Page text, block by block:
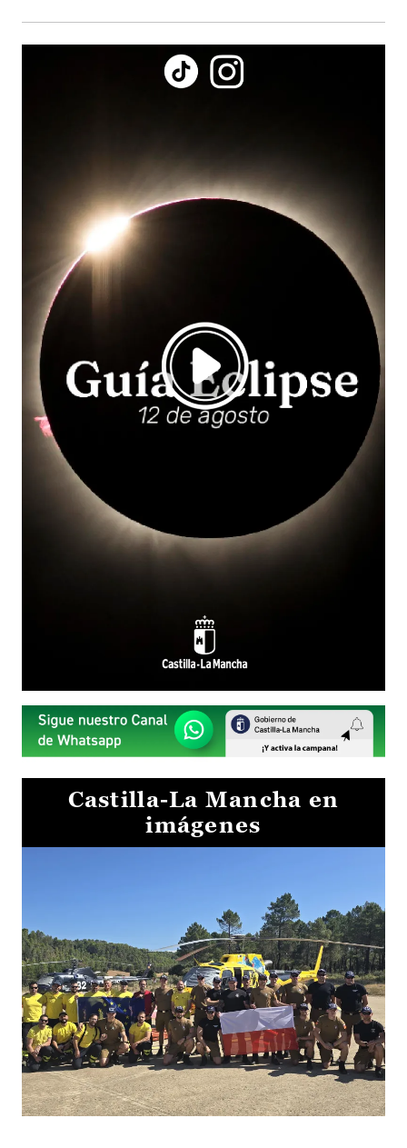
Castilla-La Mancha en
imágenes